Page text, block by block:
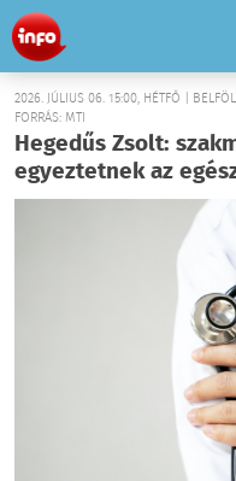
2026. JÚLIUS 06. 15:00, HÉTFŐ |
FORRÁS: MTI
Hegedűs Zsolt:
egyeztetnek az